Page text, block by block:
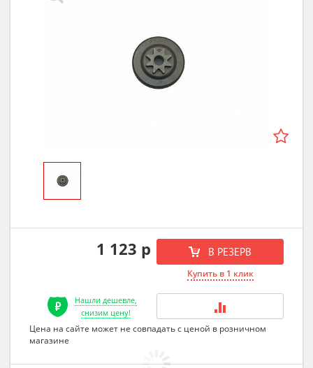
1 123 р В РЕЗЕРВ
Купить в 1 клик
Нашли дешевле,
снизим цену!
Цена на сайте может не совпадать с ценой в розничном
магазине